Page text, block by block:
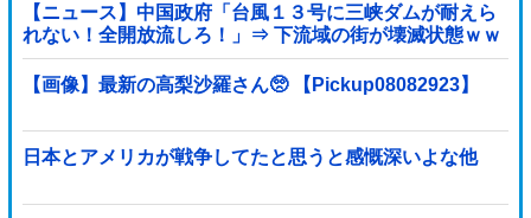
【ニュース】中国政府「台風１３号に三峡ダムが耐えら
れない！全開放流しろ！」⇒ 下流域の街が壊滅状態ｗｗ
ｗｗｗ
【画像】最新の高梨沙羅さん🥺 【Pickup08082923】
日本とアメリカが戦争してたと思うと感慨深いよな他